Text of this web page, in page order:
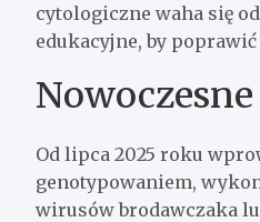
cytologiczne waha się
edukacyjne, by
Od lipca 2025 roku
genotypowaniem,
wirusów brodawczaka